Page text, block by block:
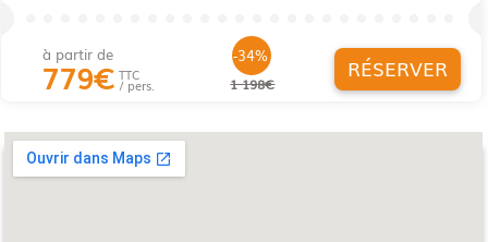
à partir de
779€ TTC
/ pers.
-34%
1 198€
RÉSERVER